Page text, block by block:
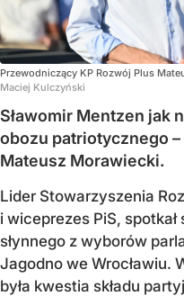
Przewodniczący KP Rozwój Plus
Maciej Kulczyński
Sławomir Mentzen jak
obozu patriotycznego
Mateusz Morawiecki.
Lider Stowarzyszenia
i wiceprezes PiS,
słynnego z wyborów
Jagodno we Wrocławiu.
była kwestia składu